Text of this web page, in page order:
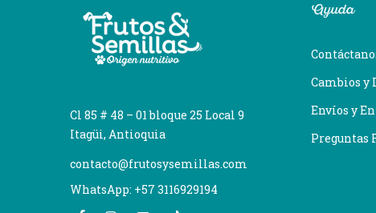
Cl 85 # 48 – 01 bloque 25 Local 9
Itagüi, Antioquia
contacto@frutosysemillas.com
WhatsApp: +57 3116929194
Ayuda
Cambios y
Envíos y
Preguntas